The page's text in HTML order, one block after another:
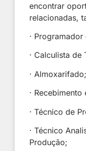
encontrar
relacionadas,
·
· Calculista de
· Almoxarifado;
·
· Técnico de
· Técnico
Produção;